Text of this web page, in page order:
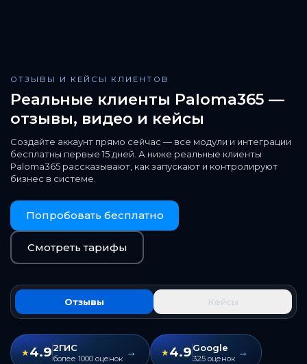
ОТЗЫВЫ И КЕЙСЫ КЛИЕНТОВ
Реальные клиенты Paloma365 —
отзывы, видео и кейсы
Создайте аккаунт прямо сейчас — все модули и интеграции
бесплатны первые 15 дней. А ниже реальные клиенты
Paloma365 рассказывают, как запускают и контролируют
бизнес в системе.
Попробовать бесплатно
Смотреть тарифы
Отзывы Кейсы
★4.92ГИС
более 1000 оценок → ★4.9Google
325 оценок →